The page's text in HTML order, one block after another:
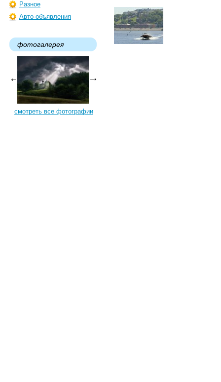
Разное
Авто-объявления
фотогалерея
смотреть все фотографии